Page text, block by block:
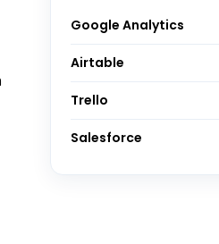
Google Analytics
Airtable
Trello
Salesforce